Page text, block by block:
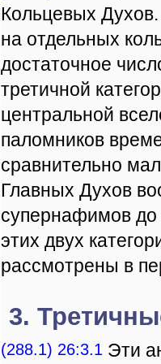
Кольцевых
на отдельных
достаточное
третичной
центральной
паломников
сравнительно
Главных Духов
супернафимов
этих двух
рассмотрены в
3.
(288.1) 26:3.1 Эти